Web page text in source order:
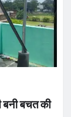
बनी बचत की